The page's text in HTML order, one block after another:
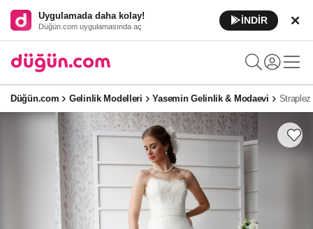
Uygulamada daha kolay!
Düğün.com uygulamasında aç
İNDİR
Düğün.com Gelinlik Modelleri Yasemin Gelinlik & Modaevi